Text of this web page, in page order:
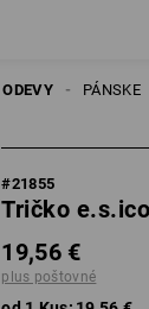
ODEVY
PÁNSKE
#21855
Tričko
19,56 €
plus poštovné